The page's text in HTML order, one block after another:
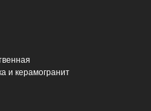
и керамогранит